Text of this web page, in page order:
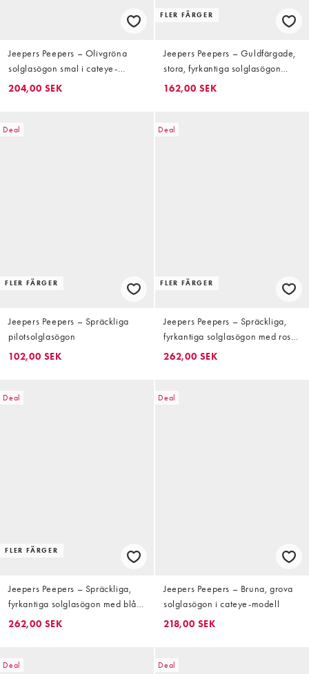
Jeepers Peepers – Olivgröna
solglasögon smal i cateye-
modell
204,00 SEK
FLER FÄRGER
Jeepers Peepers – Guldfärgade,
stora, fyrkantiga solglasögon
med bruna glas
162,00 SEK
Deal
FLER FÄRGER
Jeepers Peepers – Spräckliga
pilotsolglasögon
102,00 SEK
Deal
FLER FÄRGER
Jeepers Peepers – Spräckliga,
fyrkantiga solglasögon med rosa
glas
262,00 SEK
Deal
FLER FÄRGER
Jeepers Peepers – Spräckliga,
fyrkantiga solglasögon med blå
glas
262,00 SEK
Deal
Jeepers Peepers – Bruna, grova
solglasögon i cateye-modell
218,00 SEK
Deal Deal